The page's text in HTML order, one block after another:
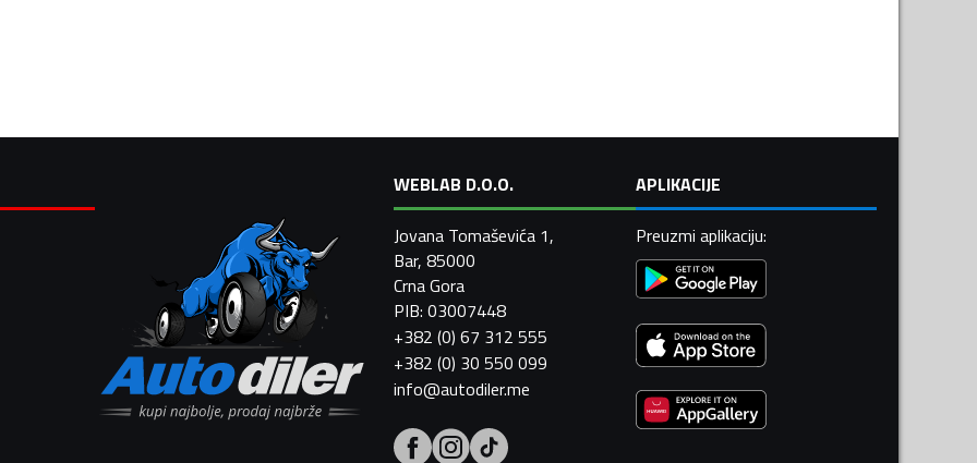
WEBLAB D.O.O.
Jovana Tomaševića 1,
Bar, 85000
Crna Gora
PIB: 03007448
+382 (0) 67 312 555
+382 (0) 30 550 099
info@autodiler.me
APLIKACIJE
Preuzmi aplikaciju: